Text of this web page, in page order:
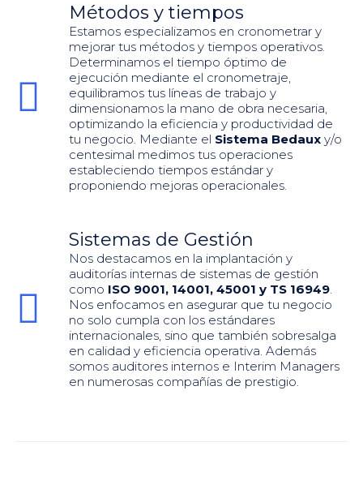
Métodos y tiempos
Estamos especializamos en cronometrar y
mejorar tus métodos y tiempos operativos.
Determinamos el tiempo óptimo de
ejecución mediante el cronometraje,
equilibramos tus líneas de trabajo y
dimensionamos la mano de obra necesaria,
optimizando la eficiencia y productividad de
tu negocio. Mediante el Sistema Bedaux y/o
centesimal medimos tus operaciones
estableciendo tiempos estándar y
proponiendo mejoras operacionales.
Sistemas de Gestión
Nos destacamos en la implantación y
auditorías internas de sistemas de gestión
como ISO 9001, 14001, 45001 y TS 16949.
Nos enfocamos en asegurar que tu negocio
no solo cumpla con los estándares
internacionales, sino que también sobresalga
en calidad y eficiencia operativa. Además
somos auditores internos e Interim Managers
en numerosas compañías de prestigio.